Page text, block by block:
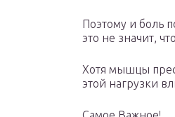
Поэтому и боль
это не значит,
Хотя мышцы
этой нагрузки